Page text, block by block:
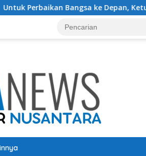
ke Depan, Ketum DPP Purbaya